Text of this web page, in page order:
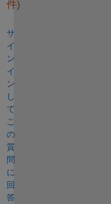
件)
サ
イ
ン
イ
ン
し
て
こ
の
質
問
に
回
答